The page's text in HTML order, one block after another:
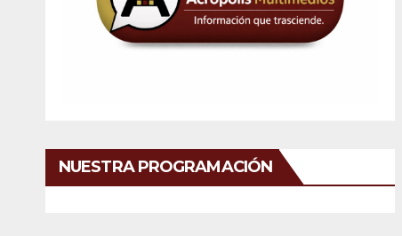
NUESTRA PROGRAMACIÓN